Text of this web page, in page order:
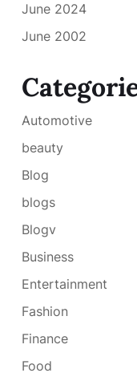
June 2024
June 2002
Automotive
beauty
Blog
blogs
Blogv
Business
Entertainment
Fashion
Finance
Food